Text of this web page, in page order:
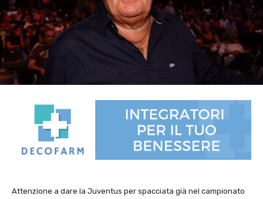
Attenzione a dare la Juventus per spacciata già nel campionato